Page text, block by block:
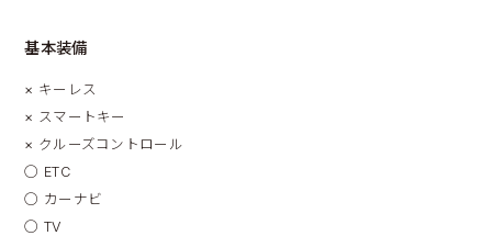
基本装備
× キーレス
× スマートキー
× クルーズコントロール
◯ ETC
◯ カーナビ
◯ TV